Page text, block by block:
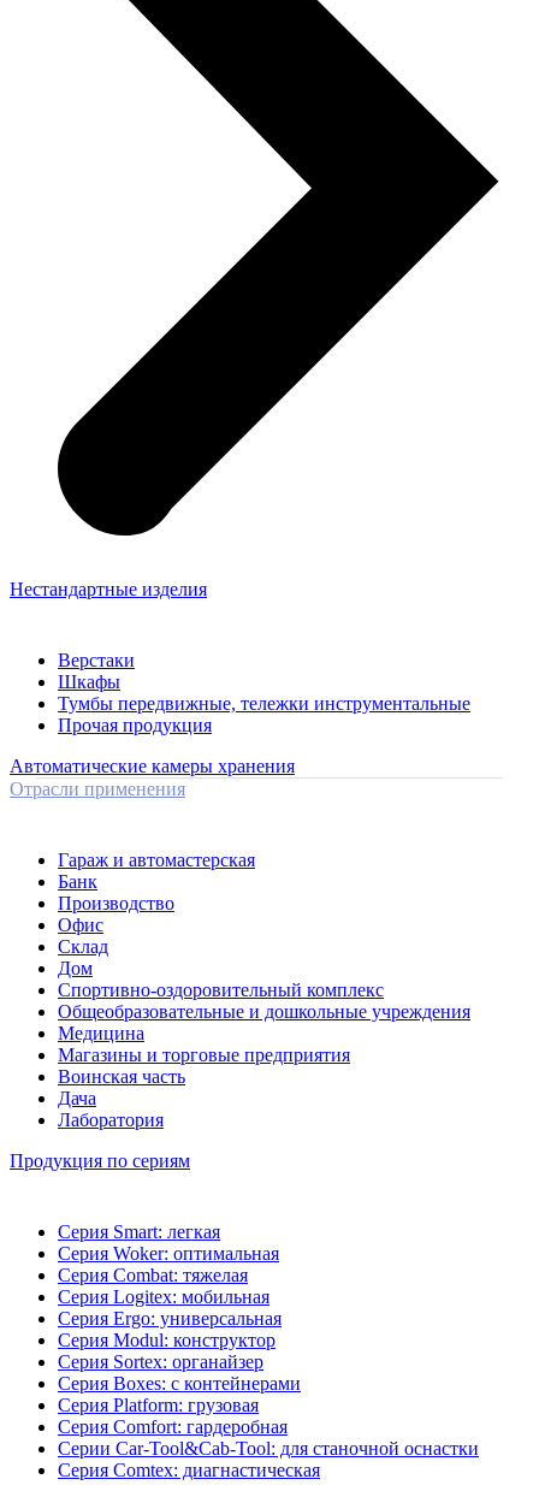
Нестандартные изделия
Верстаки
Шкафы
Тумбы передвижные, тележки инструментальные
Прочая продукция
Автоматические камеры хранения
Отрасли применения
Гараж и автомастерская
Банк
Производство
Офис
Склад
Дом
Спортивно-оздоровительный комплекс
Общеобразовательные и дошкольные учреждения
Медицина
Магазины и торговые предприятия
Воинская часть
Дача
Лаборатория
Продукция по сериям
Серия Smart: легкая
Серия Woker: оптимальная
Серия Combat: тяжелая
Серия Logitex: мобильная
Серия Ergo: универсальная
Серия Modul: конструктор
Серия Sortex: органайзер
Серия Boxes: с контейнерами
Серия Platform: грузовая
Серия Comfort: гардеробная
Серии Car-Tool&Cab-Tool: для станочной оснастки
Серия Comtex: диагнастическая